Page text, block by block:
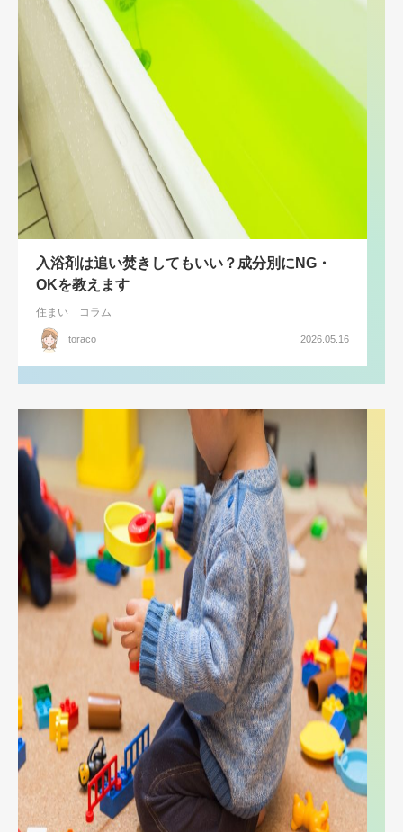
入浴剤は追い焚きしてもいい？成分別にNG・
OKを教えます
住まい コラム
toraco 2026.05.16